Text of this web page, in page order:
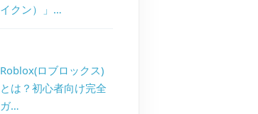
イクン）」…
Roblox(ロブロックス)
とは？初心者向け完全
ガ…